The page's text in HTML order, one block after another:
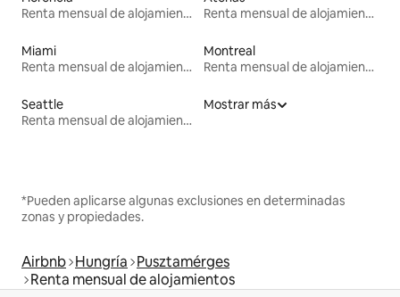
Renta mensual de alojamientos
Renta mensual de alojamientos
Miami
Renta mensual de alojamientos
Montreal
Renta mensual de alojamientos
Seattle
Renta mensual de alojamientos
Mostrar más
*Pueden aplicarse algunas exclusiones en determinadas
zonas y propiedades.
Airbnb Hungría Pusztamérges
Renta mensual de alojamientos